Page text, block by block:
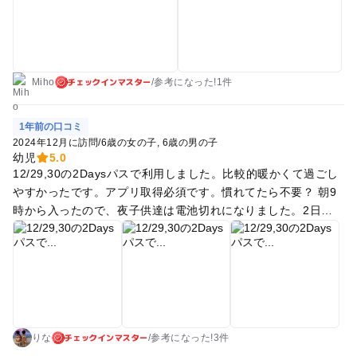
Miho チェックインマスター/参考に なった!1件
1年前の口コミ
2024年12月に訪問/6歳の女の子 6歳の男の子
幼児
5.0
12/29,30の2Daysパスで利用しました。比較的暖かくて過ごし
やすかったです。アプリ取得必須です。慣れてたら不要？ 朝9
時から入ったので、夜子供達は電池切れになりました。2日目
は途中でホテルに戻って3時間くらい昼寝を入れました(大人も
笑)。 混みやすい所は朝イチの利用が賢い！10時を過ぎるとア
エリアだとおもいます。 自転車に乗りたい双子でしたが、1日
りな チェックインマスター/参考に なった!3件